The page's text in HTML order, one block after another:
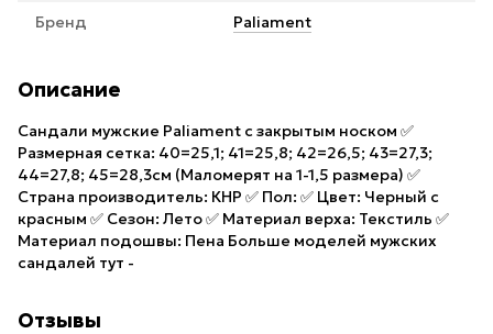
Бренд Paliament
Описание
Сандали мужские Paliament с закрытым носком ✅
Размерная сетка: 40=25,1; 41=25,8; 42=26,5; 43=27,3;
44=27,8; 45=28,3см (Маломерят на 1-1,5 размера) ✅
Страна производитель: КНР ✅ Пол: ✅ Цвет: Черный с
красным ✅ Сезон: Лето ✅ Материал верха: Текстиль ✅
Материал подошвы: Пена Больше моделей мужских
сандалей тут -
Отзывы